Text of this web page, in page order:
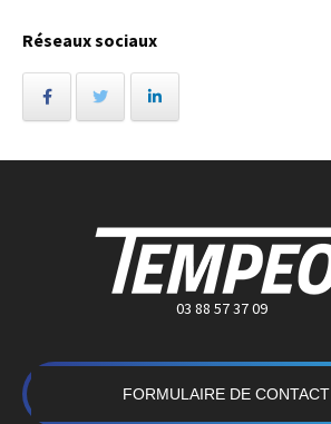
Réseaux sociaux
03 88 57 37 09
FORMULAIRE DE CONTACT